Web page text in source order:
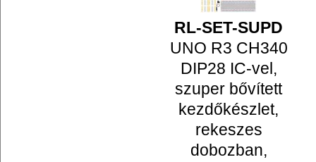
RL-SET-SUPD
UNO R3 CH340
DIP28 IC-vel,
szuper bővített
kezdőkészlet,
rekeszes
dobozban,